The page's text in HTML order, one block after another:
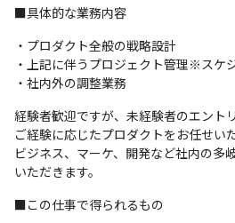
■具体的な業務内容
・プロダクト全般の戦略設計
・上記に伴うプロジェクト管理※スケ
・社内外の調整業務
経験者歓迎ですが、未経験者のエント
ご経験に応じたプロダクトをお任せい
ビジネス、マーケ、開発など社内の多
いただきます。
■この仕事で得られるもの